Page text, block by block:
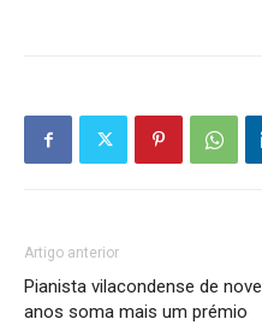
Artigo anterior
Pianista vilacondense de nove
anos soma mais um prémio